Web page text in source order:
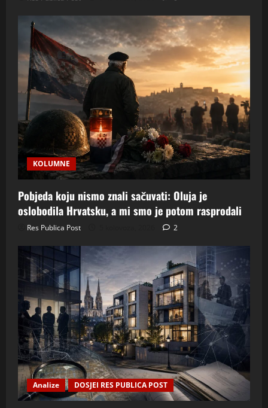
KOLUMNE
Pobjeda koju nismo znali sačuvati: Oluja je
oslobodila Hrvatsku, a mi smo je potom rasprodali
Res Publica Post 2
Analize DOSJEI RES PUBLICA POST